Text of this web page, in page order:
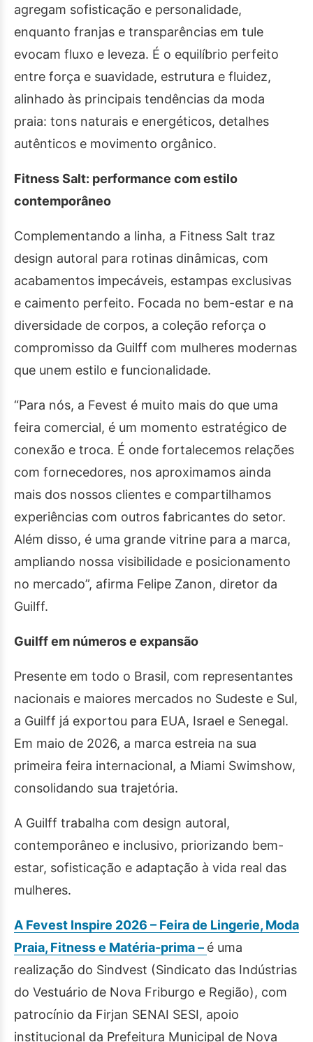
agregam sofisticação e personalidade,
enquanto franjas e transparências em tule
evocam fluxo e leveza. É o equilíbrio perfeito
entre força e suavidade, estrutura e fluidez,
alinhado às principais tendências da moda
praia: tons naturais e energéticos, detalhes
autênticos e movimento orgânico.
Fitness Salt: performance com estilo
contemporâneo
Complementando a linha, a Fitness Salt traz
design autoral para rotinas dinâmicas, com
acabamentos impecáveis, estampas exclusivas
e caimento perfeito. Focada no bem-estar e na
diversidade de corpos, a coleção reforça o
compromisso da Guilff com mulheres modernas
que unem estilo e funcionalidade.
“Para nós, a Fevest é muito mais do que uma
feira comercial, é um momento estratégico de
conexão e troca. É onde fortalecemos relações
com fornecedores, nos aproximamos ainda
mais dos nossos clientes e compartilhamos
experiências com outros fabricantes do setor.
Além disso, é uma grande vitrine para a marca,
ampliando nossa visibilidade e posicionamento
no mercado”, afirma Felipe Zanon, diretor da
Guilff.
Guilff em números e expansão
Presente em todo o Brasil, com representantes
nacionais e maiores mercados no Sudeste e Sul,
a Guilff já exportou para EUA, Israel e Senegal.
Em maio de 2026, a marca estreia na sua
primeira feira internacional, a Miami Swimshow,
consolidando sua trajetória.
A Guilff trabalha com design autoral,
contemporâneo e inclusivo, priorizando bem-
estar, sofisticação e adaptação à vida real das
mulheres.
A Fevest Inspire 2026 – Feira de Lingerie, Moda
Praia, Fitness e Matéria-prima – é uma
realização do Sindvest (Sindicato das Indústrias
do Vestuário de Nova Friburgo e Região), com
patrocínio da Firjan SENAI SESI, apoio
institucional da Prefeitura Municipal de Nova